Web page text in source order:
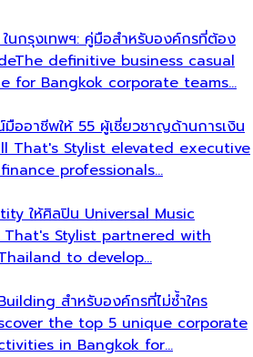
นกรุงเทพฯ: คู่มือสำหรับองค์กรที่ต้อง
The definitive business casual
for Bangkok corporate teams…
อาชีพให้ 55 ผู้เชี่ยวชาญด้านการเงิน
That's Stylist elevated executive
professionals…
ให้ศิลปิน Universal Music
That's Stylist partnered with
to develop…
สำหรับองค์กรที่ไม่ซ้ำใคร
the top 5 unique corporate
in Bangkok for…